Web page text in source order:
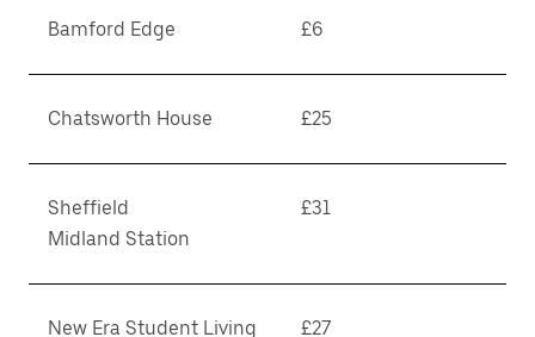
Bamford Edge £6
Chatsworth House £25
Sheffield
Midland Station
£31
New Era Student Living £27